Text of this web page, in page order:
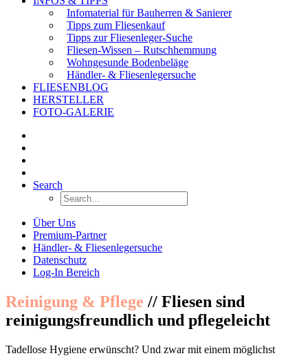
Infomaterial für Bauherren & Sanierer
Tipps zum Fliesenkauf
Tipps zur Fliesenleger-Suche
Fliesen-Wissen – Rutschhemmung
Wohngesunde Bodenbeläge
Händler- & Fliesenlegersuche
FLIESENBLOG
HERSTELLER
FOTO-GALERIE
Search
Über Uns
Premium-Partner
Händler- & Fliesenlegersuche
Datenschutz
Log-In Bereich
Reinigung & Pflege // Fliesen sind
reinigungsfreundlich und pflegeleicht
Tadellose Hygiene erwünscht? Und zwar mit einem möglichst